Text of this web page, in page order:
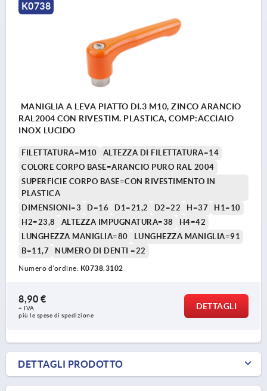
K0738
MANIGLIA A LEVA PIATTO DI.3 M10, ZINCO ARANCIO
RAL2004 CON RIVESTIM. PLASTICA, COMP:ACCIAIO
INOX LUCIDO
FILETTATURA=M10
ALTEZZA DI FILETTATURA=14
COLORE CORPO BASE=ARANCIO PURO RAL 2004
SUPERFICIE CORPO BASE=CON RIVESTIMENTO IN
PLASTICA
DIMENSIONI=3
D=16 D1=21,2 D2=22 H=37
H1=10
H2=23,8
ALTEZZA IMPUGNATURA=38
H4=42
LUNGHEZZA MANIGLIA=80
LUNGHEZZA MANIGLIA=91
B=11,7
NUMERO DI DENTI =22
Numero d’ordine: K0738.3102
8,90 €
+ IVA
più le spese di spedizione
DETTAGLI
DETTAGLI PRODOTTO